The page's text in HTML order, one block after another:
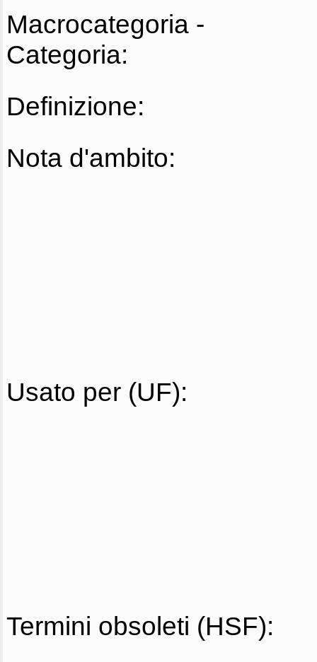
Macrocategoria -
Categoria:
Definizione:
Nota d'ambito:
Usato per (UF):
Termini obsoleti (HSF):